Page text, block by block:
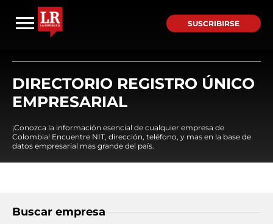
SUSCRIBIRSE
DIRECTORIO REGISTRO ÚNICO
EMPRESARIAL
¡Conozca la información esencial de cualquier empresa de
Colombia! Encuentre NIT, dirección, teléfono, y mas en la base de
datos empresarial mas grande del país.
Buscar empresa